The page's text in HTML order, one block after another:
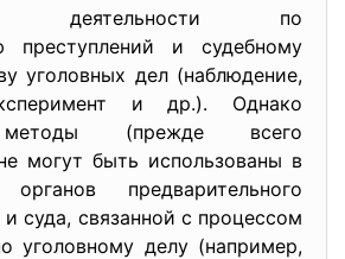
деятельности по
преступлений и судебному
уголовных дел (наблюдение,
и др.). Однако
методы (прежде всего
могут быть использованы в
органов предварительного
и суда, связанной с процессом
уголовному делу (например,